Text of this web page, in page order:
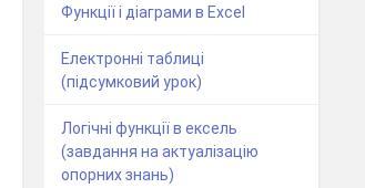
Функції і діаграми в Excel
Електронні таблиці
(підсумковий урок)
Логічні функції в ексель
(завдання на актуалізацію
опорних знань)